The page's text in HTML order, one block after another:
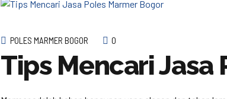
POLES MARMER BOGOR 0
Tips Mencari Jasa